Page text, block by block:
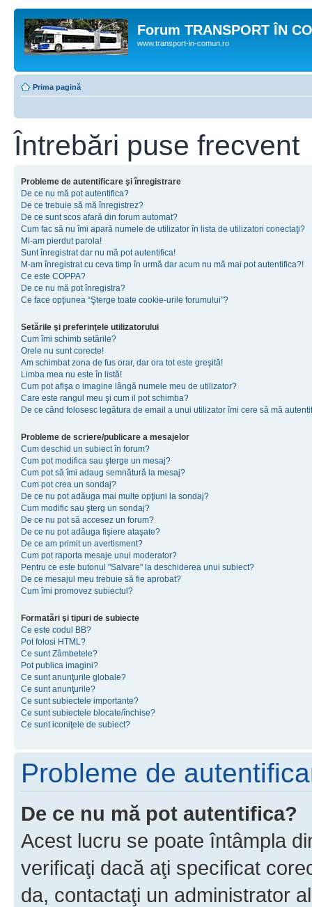
Forum TRANSPORT ÎN
www.transport-in-comun.ro
Prima pagină
Întrebări puse frecvent
Probleme de autentificare şi înregistrare
De ce nu mă pot autentifica?
De ce trebuie să mă înregistrez?
De ce sunt scos afară din forum automat?
Cum fac să nu îmi apară numele de utilizator în lista de utilizatori conectaţi?
Mi-am pierdut parola!
Sunt înregistrat dar nu mă pot autentifica!
M-am înregistrat cu ceva timp în urmă dar acum nu mă mai pot autentifica?!
Ce este COPPA?
De ce nu mă pot înregistra?
Ce face opţiunea “Şterge toate cookie-urile forumului”?
Setările şi preferinţele utilizatorului
Cum îmi schimb setările?
Orele nu sunt corecte!
Am schimbat zona de fus orar, dar ora tot este greşită!
Limba mea nu este în listă!
Cum pot afişa o imagine lângă numele meu de utilizator?
Care este rangul meu şi cum il pot schimba?
De ce când folosesc legătura de email a unui utilizator îmi cere să mă
Probleme de scriere/publicare a mesajelor
Cum deschid un subiect în forum?
Cum pot modifica sau şterge un mesaj?
Cum pot să îmi adaug semnătură la mesaj?
Cum pot crea un sondaj?
De ce nu pot adăuga mai multe opţiuni la sondaj?
Cum modific sau şterg un sondaj?
De ce nu pot să accesez un forum?
De ce nu pot adăuga fişiere ataşate?
De ce am primit un avertisment?
Cum pot raporta mesaje unui moderator?
Pentru ce este butonul "Salvare" la deschiderea unui subiect?
De ce mesajul meu trebuie să fie aprobat?
Cum îmi promovez subiectul?
Formatări şi tipuri de subiecte
Ce este codul BB?
Pot folosi HTML?
Ce sunt Zâmbetele?
Pot publica imagini?
Ce sunt anunţurile globale?
Ce sunt anunţurile?
Ce sunt subiectele importante?
Ce sunt subiectele blocate/închise?
Ce sunt iconiţele de subiect?
Probleme de
De ce nu mă pot autentifica?
Acest lucru se poate întâmpla
verificaţi dacă aţi specificat
da, contactaţi un administrator